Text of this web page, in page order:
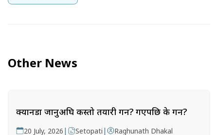
Other News
क्यानडा जानुअघि कस्तो तयारी गर्ने? गएपछि के गर्ने?
20 July, 2026 | Setopati | Raghunath Dhakal